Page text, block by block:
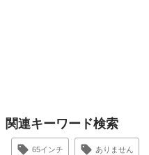
関連キーワード検索
65インチ ありません